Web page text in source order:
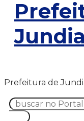
Prefeitura de